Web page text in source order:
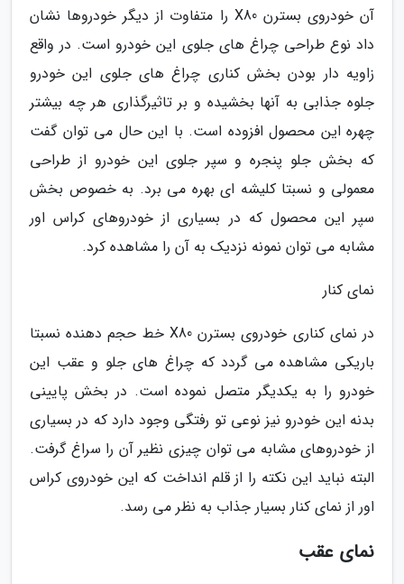
آن خودروی بسترن X80 را متفاوت از دیگر خودروها نشان
داد نوع طراحی چراغ های جلوی این خودرو است. در واقع
زاویه دار بودن بخش کناری چراغ های جلوی این خودرو
جلوه جذابی به آنها بخشیده و بر تاثیرگذاری هر چه بیشتر
چهره این محصول افزوده است. با این حال می توان گفت
که بخش جلو پنجره و سپر جلوی این خودرو از طراحی
معمولی و نسبتا کلیشه ای بهره می برد. به خصوص بخش
سپر این محصول که در بسیاری از خودروهای کراس اور
مشابه می توان نمونه نزدیک به آن را مشاهده کرد.
نمای کنار
در نمای کناری خودروی بسترن X80 خط حجم دهنده نسبتا
باریکی مشاهده می گردد که چراغ های جلو و عقب این
خودرو را به یکدیگر متصل نموده است. در بخش پایینی
بدنه این خودرو نیز نوعی تو رفتگی وجود دارد که در بسیاری
از خودروهای مشابه می توان چیزی نظیر آن را سراغ گرفت.
البته نباید این نکته را از قلم انداخت که این خودروی کراس
اور از نمای کنار بسیار جذاب به نظر می رسد.
نمای عقب